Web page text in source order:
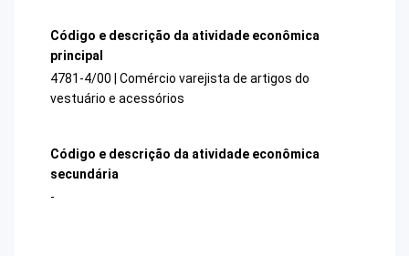
Código e descrição da atividade econômica
principal
4781-4/00 | Comércio varejista de artigos do
vestuário e acessórios
Código e descrição da atividade econômica
secundária
-